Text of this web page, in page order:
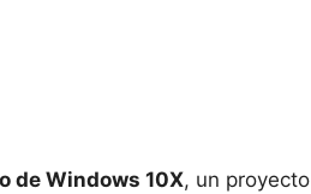
de Windows 10X, un proyecto